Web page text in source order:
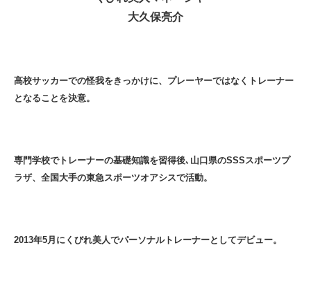
大久保亮介
高校サッカーでの怪我をきっかけに、プレーヤーではなくトレーナー
となることを決意。
専門学校でトレーナーの基礎知識を習得後､山口県のSSSスポーツプ
ラザ、全国大手の東急スポーツオアシスで活動。
2013年5月にくびれ美人でパーソナルトレーナーとしてデビュー。